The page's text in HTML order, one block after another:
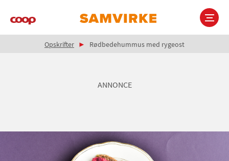
Brødkrumme
Opskrifter Rødbedehummus med rygeost
ANNONCE